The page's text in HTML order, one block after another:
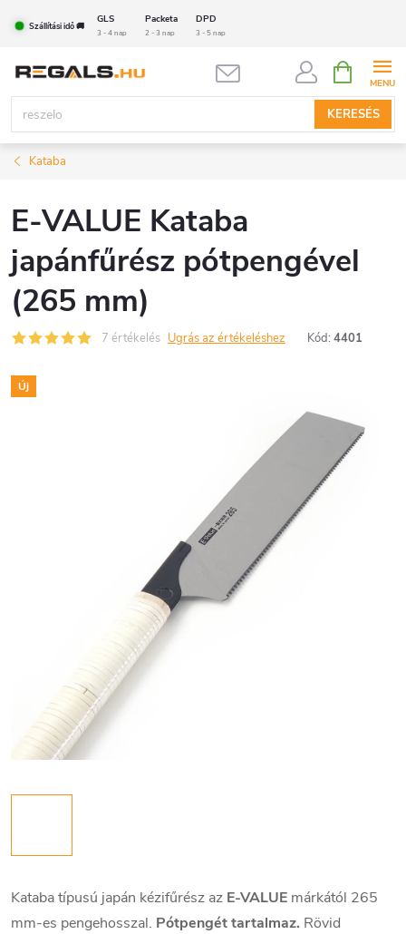
tartalomhoz
Szállítási idő 🚚
GLS Packeta DPD
3 - 4 nap 2 - 3 nap 3 - 5 nap
KERESÉS
KOSÁR
Kataba
E-VALUE Kataba
japánfűrész pótpengével
(265 mm)
7 értékelés Ugrás az értékeléshez Kód: 4401
Új
Kataba típusú japán kézifűrész az E-VALUE márkától 265
mm-es pengehosszal. Pótpengét tartalmaz. Rövid